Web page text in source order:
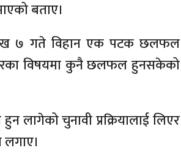
बताए।
७ गते विहान एक पटक छलफल
विषयमा कुनै छलफल हुनसकेको
लागेको चुनावी प्रक्रियालाई लिएर
लगाए।